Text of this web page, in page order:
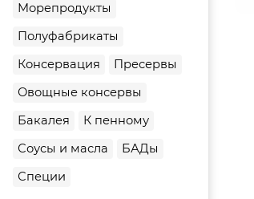
Морепродукты
Полуфабрикаты
Консервация
Пресервы
Овощные консервы
Бакалея
К пенному
Соусы и масла
БАДы
Специи